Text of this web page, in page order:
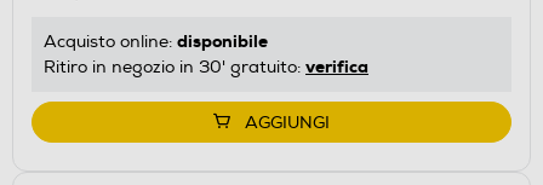
Acquisto online: disponibile
Ritiro in negozio in 30' gratuito: verifica
AGGIUNGI